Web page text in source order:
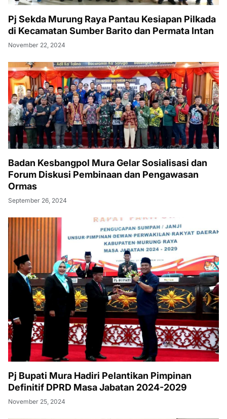
Pj Sekda Murung Raya Pantau Kesiapan Pilkada
di Kecamatan Sumber Barito dan Permata Intan
November 22, 2024
Badan Kesbangpol Mura Gelar Sosialisasi dan
Forum Diskusi Pembinaan dan Pengawasan
Ormas
September 26, 2024
Pj Bupati Mura Hadiri Pelantikan Pimpinan
Definitif DPRD Masa Jabatan 2024-2029
November 25, 2024